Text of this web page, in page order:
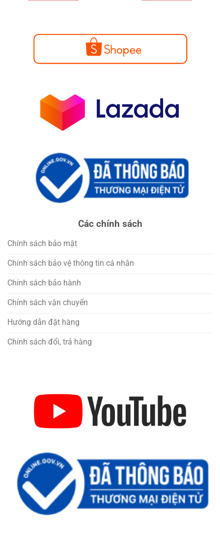
Các chính sách
Chính sách bảo mật
Chính sách bảo vệ thông tin cá nhân
Chính sách bảo hành
Chính sách vận chuyển
Hướng dẫn đặt hàng
Chính sách đổi, trả hàng